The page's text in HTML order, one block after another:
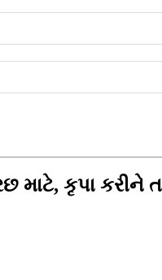
માટે, કૃપા